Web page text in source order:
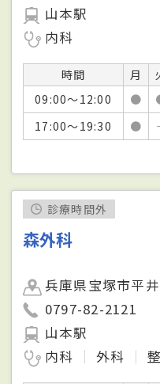
山本駅
内科
時間 月
09:00～12:00
●
17:00～19:30
●
診療時間外
森外科
兵庫県宝塚市平
0797-82-2121
山本駅
内科
外科